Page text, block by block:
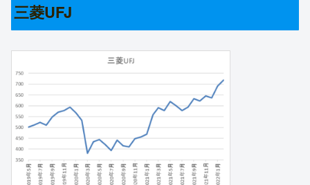
三菱UFJ